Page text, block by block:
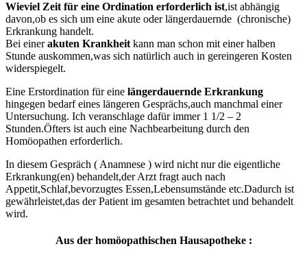
Wieviel Zeit für eine Ordination erforderlich ist,ist abhängig
davon,ob es sich um eine akute oder längerdauernde (chronische)
Erkrankung handelt.
Bei einerakuten Krankheit kann man schon mit einer halben
Stunde auskommen,was sich natürlich auch in gereingeren Kosten
widerspiegelt.
Eine Erstordination für eine längerdauernde Erkrankung
hingegen bedarf eines längeren Gesprächs,auch manchmal einer
Untersuchung. Ich veranschlage dafür immer 1 1/2 – 2
Stunden.Öfters ist auch eine Nachbearbeitung durch den
Homöopathen erforderlich.
In diesem Gespräch ( Anamnese ) wird nicht nur die eigentliche
Erkrankung(en) behandelt,der Arzt fragt auch nach
Appetit,Schlaf,bevorzugtes Essen,Lebensumstände etc.Dadurch ist
gewährleistet,das der Patient im gesamten betrachtet und behandelt
wird.
Aus der homöopathischen Hausapotheke :